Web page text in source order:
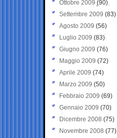
Ottobre 2009 (90)
Settembre 2009 (83)
Agosto 2009 (56)
Luglio 2009 (83)
Giugno 2009 (76)
Maggio 2009 (72)
Aprile 2009 (74)
Marzo 2009 (50)
Febbraio 2009 (69)
Gennaio 2009 (70)
Dicembre 2008 (75)
Novembre 2008 (77)